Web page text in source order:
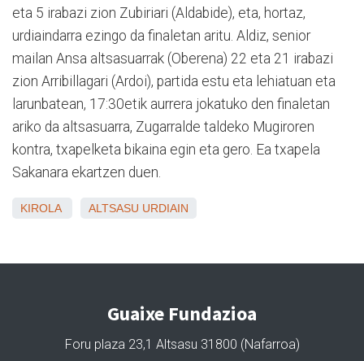
eta 5 irabazi zion Zubiriari (Aldabide), eta, hortaz,
urdiaindarra ezingo da finaletan aritu. Aldiz, senior
mailan Ansa altsasuarrak (Oberena) 22 eta 21 irabazi
zion Arribillagari (Ardoi), partida estu eta lehiatuan eta
larunbatean, 17:30etik aurrera jokatuko den finaletan
ariko da altsasuarra, Zugarralde taldeko Mugiroren
kontra, txapelketa bikaina egin eta gero. Ea txapela
Sakanara ekartzen duen.
KIROLA ALTSASU URDIAIN
Guaixe Fundazioa
Foru plaza 23,1 Altsasu 31800 (Nafarroa)